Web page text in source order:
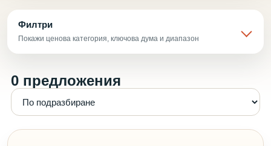
Филтри
Покажи ценова категория, ключова дума и диапазон
0 предложения